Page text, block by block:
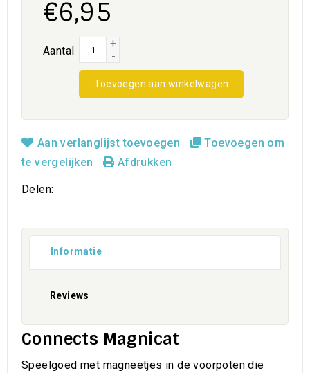
€6,95
Aantal
+
-
Toevoegen aan winkelwagen
Aan verlanglijst toevoegen
Toevoegen om
te vergelijken
Afdrukken
Delen:
Informatie
Reviews
Connects Magnicat
Speelgoed met magneetjes in de voorpoten die